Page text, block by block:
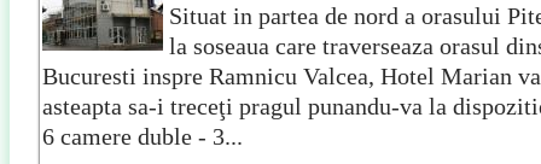
Situat in partea de nord a orasului
la soseaua care traverseaza orasul
Bucuresti inspre Ramnicu Valcea, Hotel Marian va
asteapta sa-i treceţi pragul punandu-va la
6 camere duble - 3...